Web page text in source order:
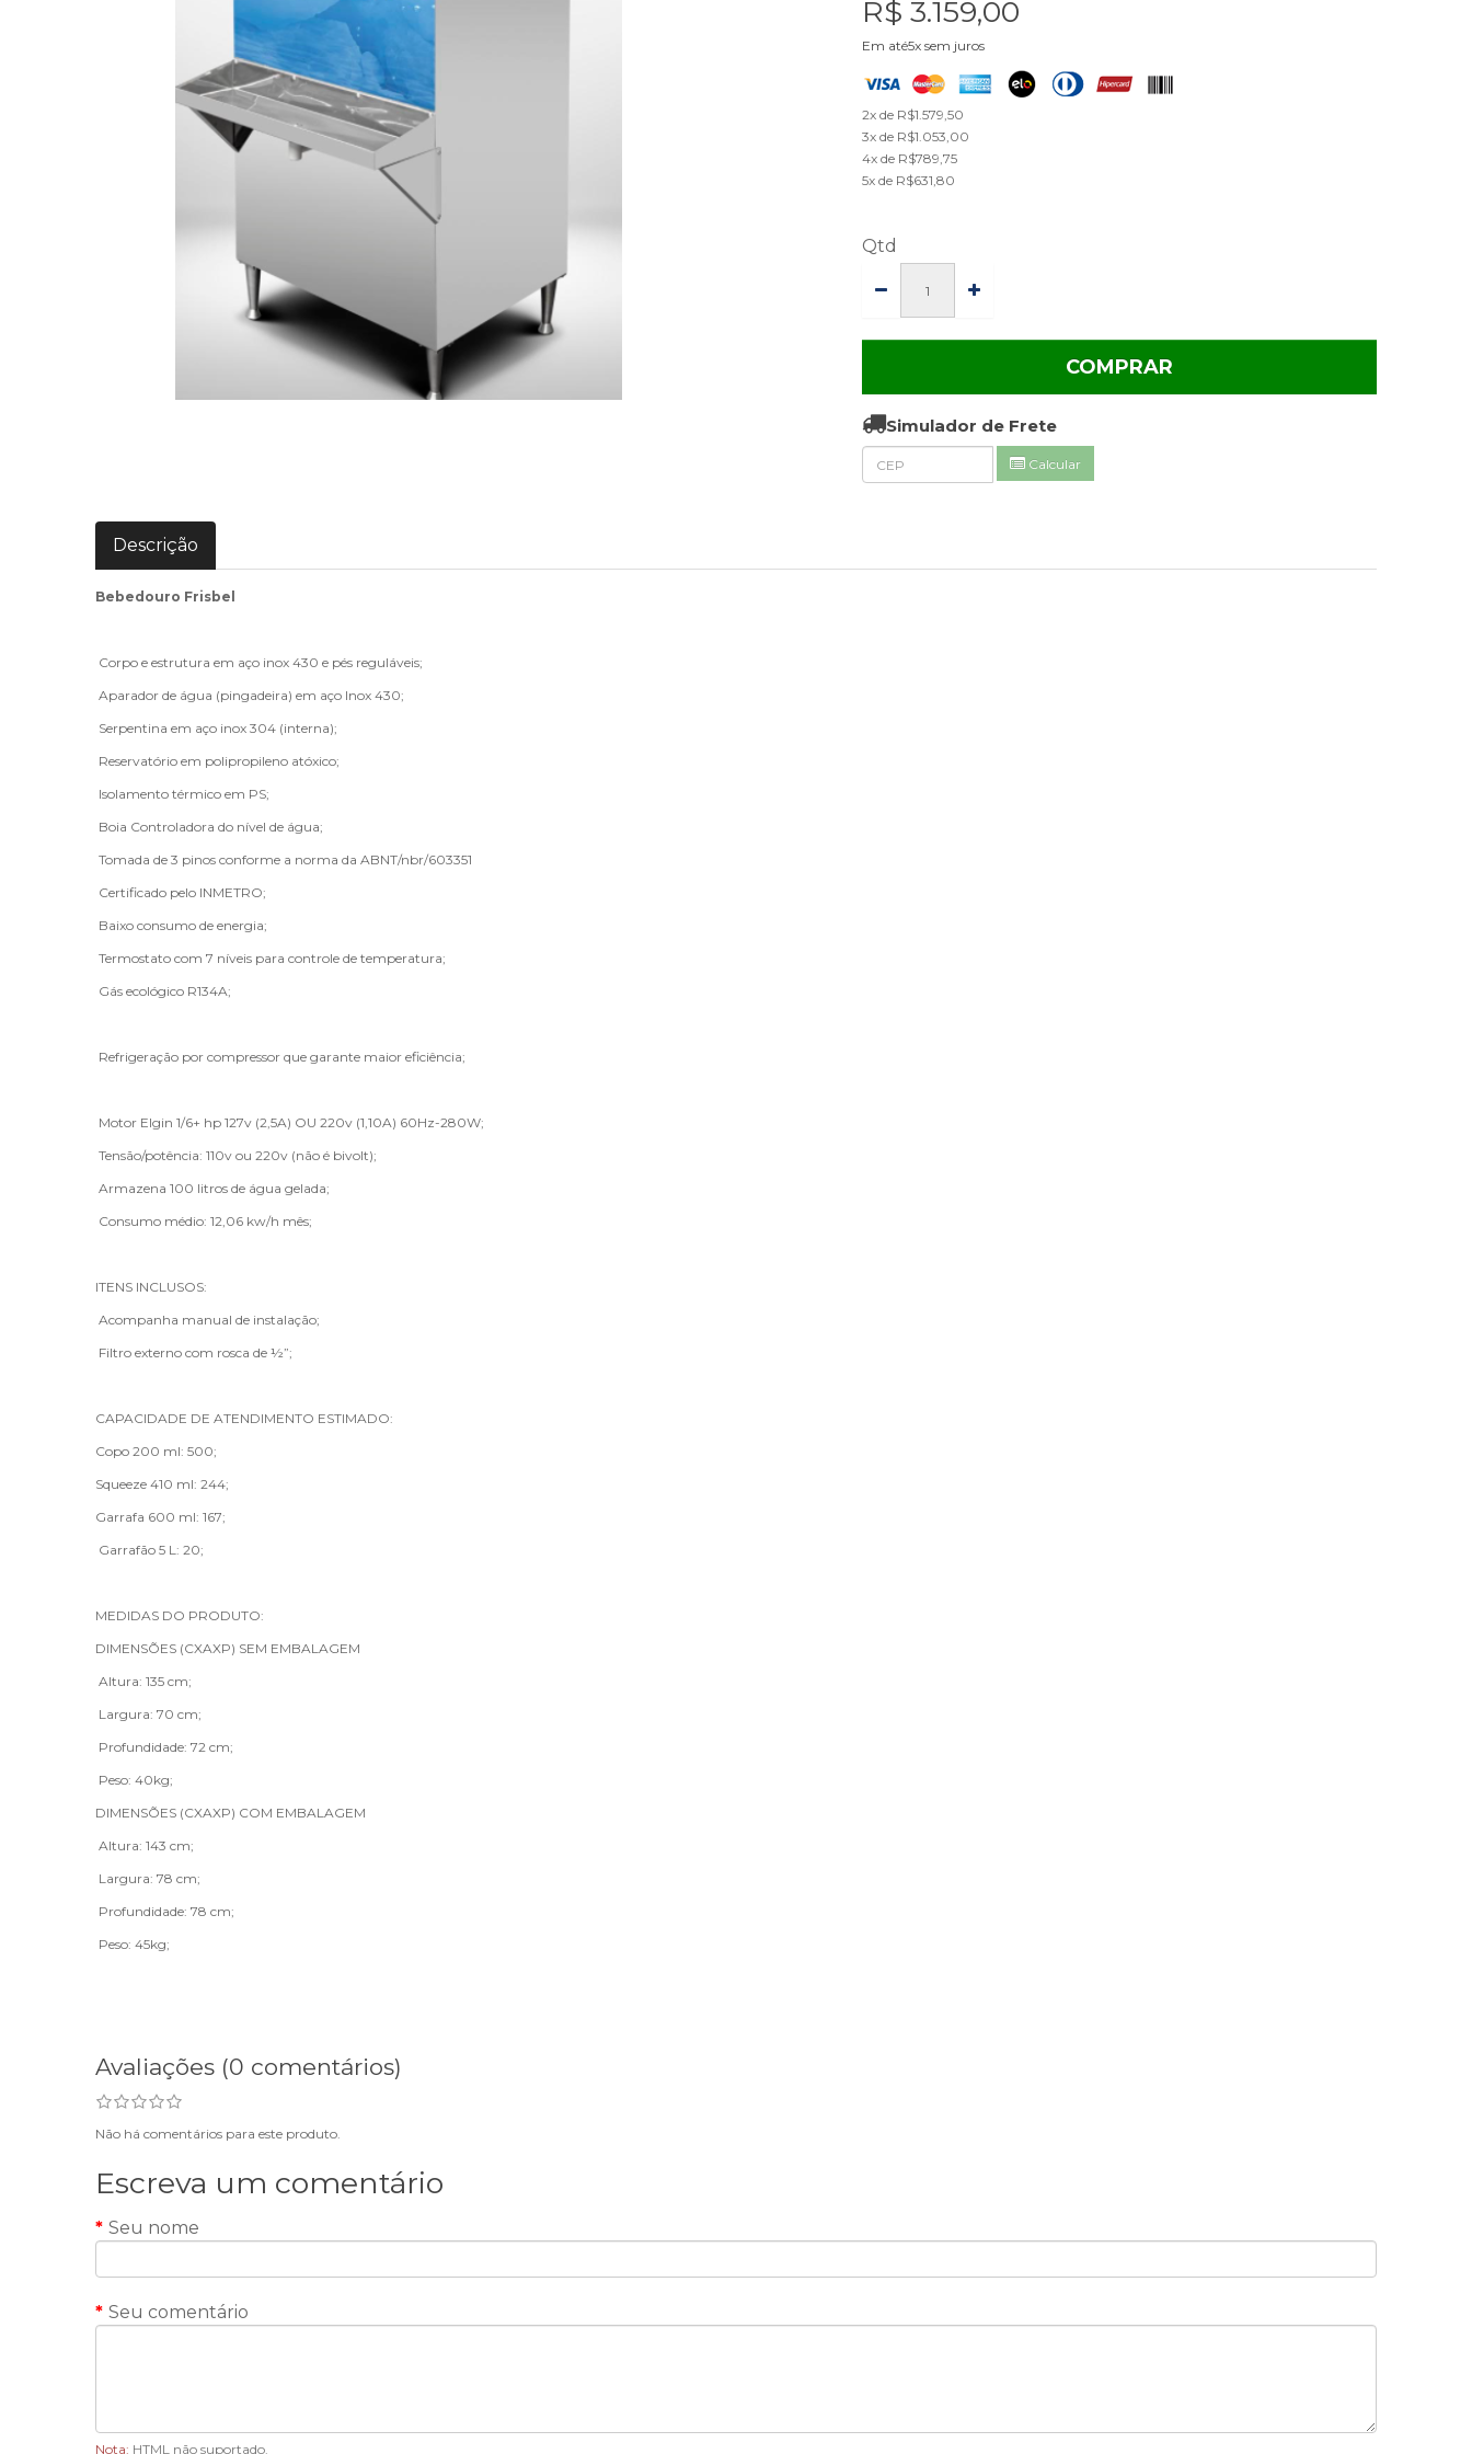
R$ 3.159,00
Em até5x sem juros
2x de R$1.579,50
3x de R$1.053,00
4x de R$789,75
5x de R$631,80
Qtd
COMPRAR
Simulador de Frete
Calcular
Descrição
Bebedouro Frisbel
Corpo e estrutura em aço inox 430 e pés reguláveis;
Aparador de água (pingadeira) em aço Inox 430;
Serpentina em aço inox 304 (interna);
Reservatório em polipropileno atóxico;
Isolamento térmico em PS;
Boia Controladora do nível de água;
Tomada de 3 pinos conforme a norma da ABNT/nbr/603351
Certificado pelo INMETRO;
Baixo consumo de energia;
Termostato com 7 níveis para controle de temperatura;
Gás ecológico R134A;
Refrigeração por compressor que garante maior eficiência;
Motor Elgin 1/6+ hp 127v (2,5A) OU 220v (1,10A) 60Hz-280W;
Tensão/potência: 110v ou 220v (não é bivolt);
Armazena 100 litros de água gelada;
Consumo médio: 12,06 kw/h mês;
ITENS INCLUSOS:
Acompanha manual de instalação;
Filtro externo com rosca de ½”;
CAPACIDADE DE ATENDIMENTO ESTIMADO:
Copo 200 ml: 500;
Squeeze 410 ml: 244;
Garrafa 600 ml: 167;
Garrafão 5 L: 20;
MEDIDAS DO PRODUTO:
DIMENSÕES (CXAXP) SEM EMBALAGEM
Altura: 135 cm;
Largura: 70 cm;
Profundidade: 72 cm;
Peso: 40kg;
DIMENSÕES (CXAXP) COM EMBALAGEM
Altura: 143 cm;
Largura: 78 cm;
Profundidade: 78 cm;
Peso: 45kg;
Avaliações (0 comentários)
Não há comentários para este produto.
Escreva um comentário
Seu nome
Seu comentário
Nota: HTML não suportado.